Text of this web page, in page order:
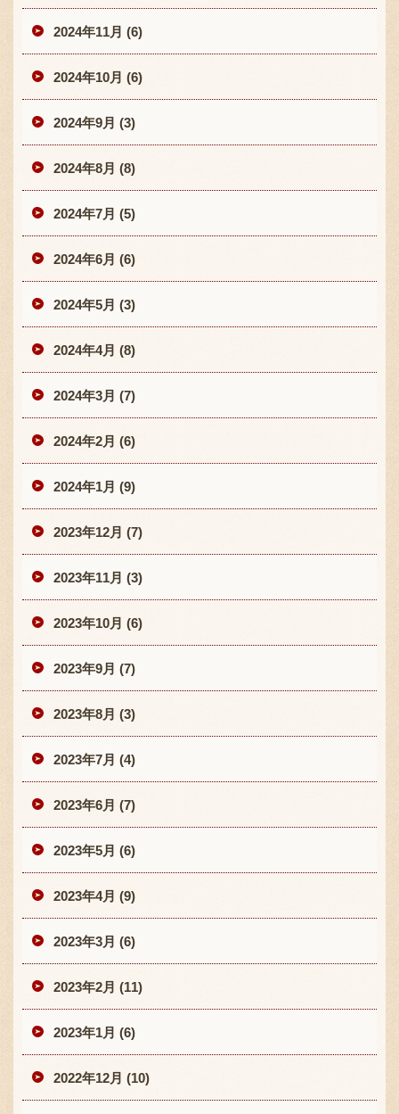
2024年11月 (6)
2024年10月 (6)
2024年9月 (3)
2024年8月 (8)
2024年7月 (5)
2024年6月 (6)
2024年5月 (3)
2024年4月 (8)
2024年3月 (7)
2024年2月 (6)
2024年1月 (9)
2023年12月 (7)
2023年11月 (3)
2023年10月 (6)
2023年9月 (7)
2023年8月 (3)
2023年7月 (4)
2023年6月 (7)
2023年5月 (6)
2023年4月 (9)
2023年3月 (6)
2023年2月 (11)
2023年1月 (6)
2022年12月 (10)